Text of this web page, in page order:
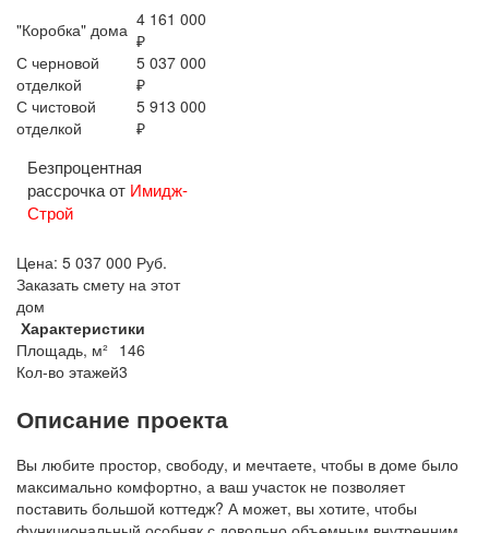
"Коробка" дома 4 161 000
₽
С черновой
отделкой
5 037 000
₽
С чистовой
отделкой
5 913 000
₽
Безпроцентная
рассрочка от Имидж-
Строй
Цена: 5 037 000 Руб.
Заказать смету на этот
дом
Характеристики
Площадь, м² 146
Кол-во этажей3
Описание проекта
Вы любите простор, свободу, и мечтаете, чтобы в доме было
максимально комфортно, а ваш участок не позволяет
поставить большой коттедж? А может, вы хотите, чтобы